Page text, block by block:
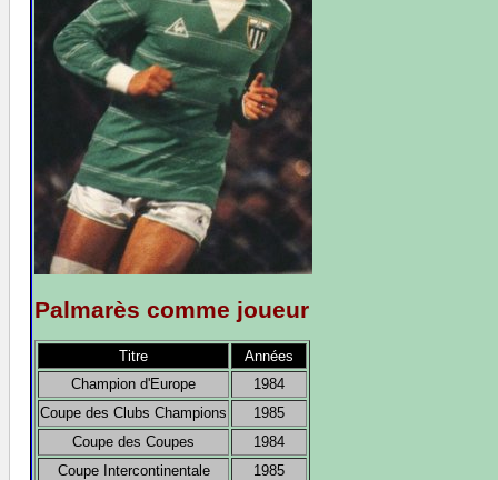
Palmarès comme joueur
Titre
Années
Champion d'Europe
1984
Coupe des Clubs Champions
1985
Coupe des Coupes
1984
Coupe Intercontinentale
1985